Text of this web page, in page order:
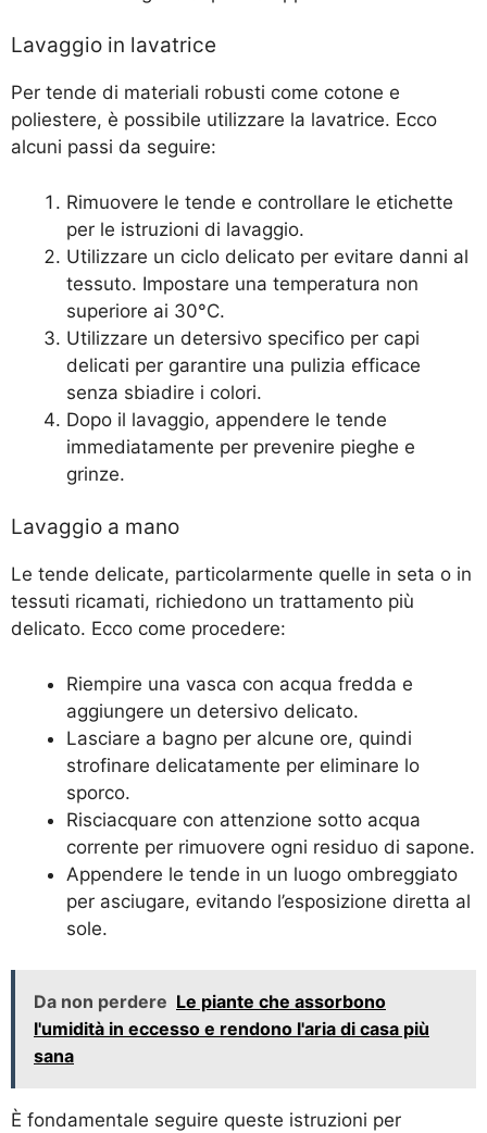
Lavaggio in lavatrice
Per tende di materiali robusti come cotone e
poliestere, è possibile utilizzare la lavatrice. Ecco
alcuni passi da seguire:
Rimuovere le tende e controllare le etichette
per le istruzioni di lavaggio.
Utilizzare un ciclo delicato per evitare danni al
tessuto. Impostare una temperatura non
superiore ai 30°C.
Utilizzare un detersivo specifico per capi
delicati per garantire una pulizia efficace
senza sbiadire i colori.
Dopo il lavaggio, appendere le tende
immediatamente per prevenire pieghe e
grinze.
Lavaggio a mano
Le tende delicate, particolarmente quelle in seta o in
tessuti ricamati, richiedono un trattamento più
delicato. Ecco come procedere:
Riempire una vasca con acqua fredda e
aggiungere un detersivo delicato.
Lasciare a bagno per alcune ore, quindi
strofinare delicatamente per eliminare lo
sporco.
Risciacquare con attenzione sotto acqua
corrente per rimuovere ogni residuo di sapone.
Appendere le tende in un luogo ombreggiato
per asciugare, evitando l’esposizione diretta al
sole.
Da non perdere Le piante che assorbono
l'umidità in eccesso e rendono l'aria di casa più
sana
È fondamentale seguire queste istruzioni per